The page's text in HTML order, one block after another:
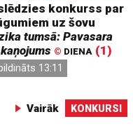
konkurss par
uz šovu
tumsā: Pavasara
© DIENA (1)
13:11
Vairāk KONKURSI